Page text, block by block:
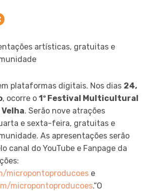
artísticas, gratuitas e
plataformas digitais. Nos dias 24,
, ocorre o 1º Festival Multicultural
. Serão nove atrações
e sexta-feira, gratuitas e
As apresentações serão
canal do YouTube e Fanpage da
micropontoproducoes e
micropontoproducoes.“O